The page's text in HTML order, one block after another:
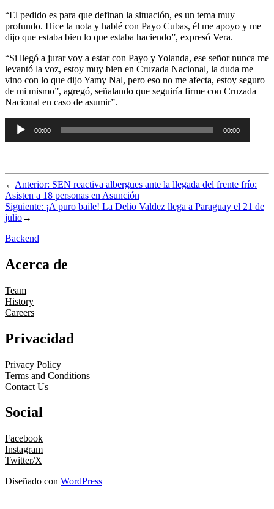
“El pedido es para que definan la situación, es un tema muy
profundo. Hice la nota y hablé con Payo Cubas, él me apoyo y me
dijo que estaba bien lo que estaba haciendo”, expresó Vera.
“Si llegó a jurar voy a estar con Payo y Yolanda, ese señor nunca me
levantó la voz, estoy muy bien en Cruzada Nacional, la duda me
vino con lo que dijo Yamy Nal, pero eso no me afecta, estoy seguro
de mi mismo”, agregó, señalando que seguiría firme con Cruzada
Nacional en caso de asumir”.
Audio
Player
00:00 00:00
← Anterior: SEN reactiva albergues ante la llegada del frente frío:
Asisten a 18 personas en Asunción
Siguiente: ¡A puro baile! La Delio Valdez llega a Paraguay el 21 de
julio→
Backend
Acerca de
Team
History
Careers
Privacidad
Privacy Policy
Terms and Conditions
Contact Us
Social
Facebook
Instagram
Twitter/X
Diseñado con WordPress